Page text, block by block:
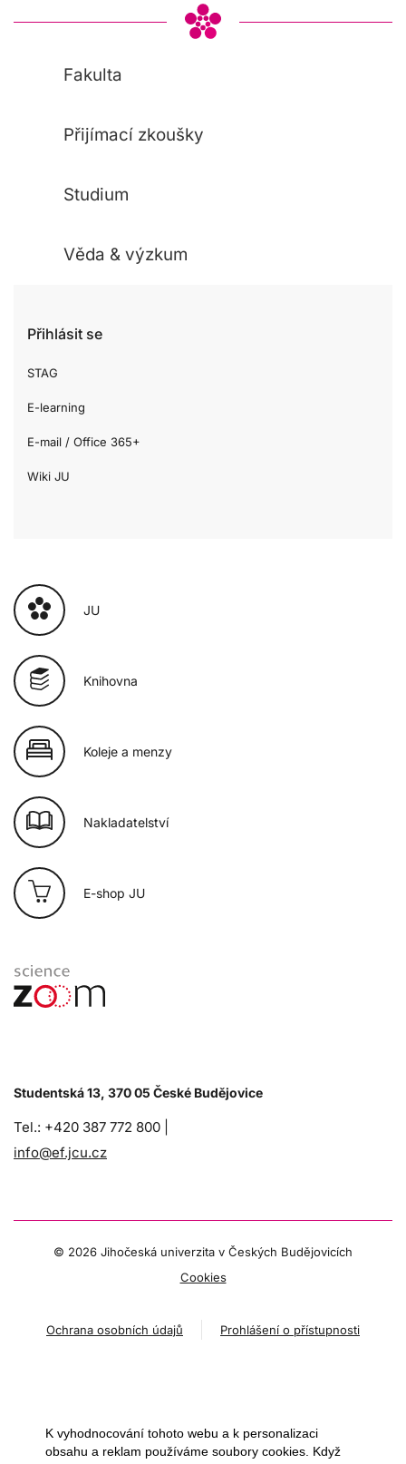
Fakulta
Přijímací zkoušky
Studium
Věda & výzkum
Přihlásit se
STAG
E-learning
E-mail / Office 365+
Wiki JU
JU
Knihovna
Koleje a menzy
Nakladatelství
E-shop JU
Studentská 13, 370 05 České Budějovice
Tel.: +420 387 772 800 |
info@ef.jcu.cz
© 2026 Jihočeská univerzita v Českých Budějovicích
Cookies
Ochrana osobních údajů Prohlášení o přístupnosti
K vyhodnocování tohoto webu a k personalizaci
obsahu a reklam používáme soubory cookies. Když